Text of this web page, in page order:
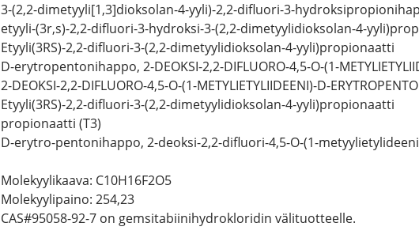
3-(2,2-dimetyyli[1,3]dioksolan-4-yyli)-2,2-difluori-3-
etyyli-(3r,s)-2,2-difluori-3-hydroksi-3-(2,2-dimetyylidioksolan-4-
Etyyli(3RS)-2,2-difluori-3-(2,2-dimetyylidioksolan-4-yyli)propionaatti
D-erytropentonihappo, 2-DEOKSI-2,2-DIFLUORO-4,5-O-(1-
2-DEOKSI-2,2-DIFLUORO-4,5-O-(1-METYLIETYLIIDEENI)-D-
Etyyli(3RS)-2,2-difluori-3-(2,2-dimetyylidioksolan-4-yyli)propionaatti
propionaatti (T3)
D-erytro-pentonihappo, 2-deoksi-2,2-difluori-4,5-O-(1-
Molekyylikaava: C10H16F2O5
Molekyylipaino: 254,23
CAS#95058-92-7 on gemsitabiinihydrokloridin välituotteelle.